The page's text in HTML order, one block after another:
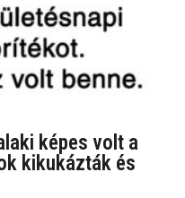
képes volt a
kikukázták és